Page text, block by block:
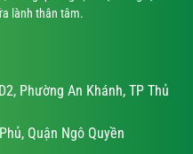
lành thân tâm.
Phường An Khánh, TP Thủ
Quận Ngô Quyền